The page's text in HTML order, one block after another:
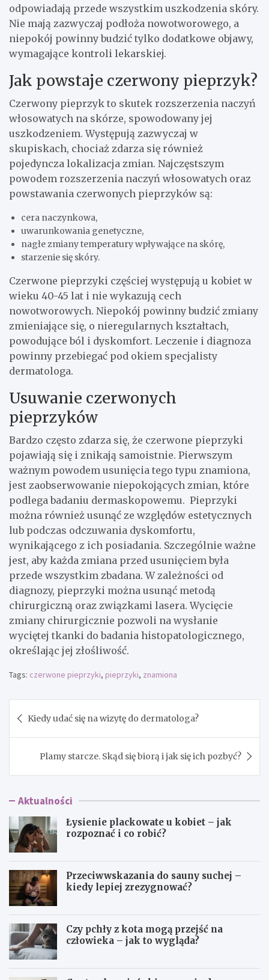
odpowiadają przede wszystkim uszkodzenia skóry.
Nie mają zazwyczaj podłoża nowotworowego, a
niepokój powinny budzić tylko dodatkowe objawy,
wymagające kontroli lekarskiej.
Jak powstaje czerwony pieprzyk?
Czerwony pieprzyk to skutek rozszerzenia naczyń
włosowatych na skórze, spowodowany jej
uszkodzeniem. Występują zazwyczaj w
skupiskach, chociaż zdarza się również
pojedyncza lokalizacja zmian. Najczęstszym
powodem rozszerzenia naczyń włosowatych oraz
powstawania czerwonych pieprzyków są:
cera naczynkowa,
uwarunkowania genetyczne,
nagłe zmiany temperatury wpływające na skórę,
starzenie się skóry.
Czerwone pieprzyki częściej występują u kobiet w
wieku 40-45 lat i nie wykazują cech
nowotworowych. Niepokój powinny budzić zmiany
zmieniające się, o nieregularnych kształtach,
powodujące ból i dyskomfort. Leczenie i diagnoza
powinny przebiegać pod okiem specjalisty
dermatologa.
Usuwanie czerwonych
pieprzyków
Bardzo często zdarza się, że czerwone pieprzyki
pojawiają się i znikają samoistnie. Pierwszym
ważnym powodem usunięcia tego typu znamiona,
jest zaobserwowanie niepokojących zmian, które
podlega badaniu dermaskopowemu. Pieprzyki
można również usunąć ze względów estetycznych
lub podczas odczuwania dyskomfortu,
wynikającego z ich posiadania. Szczególnie ważne
jest, aby każda zmiana przed usunięciem była
przede wszystkim zbadana. W zależności od
diagnozy, pieprzyki można usunąć metodą
chirurgiczną oraz związkami lasera. Wycięcie
zmiany chirurgicznie pozwoli na wysłanie
wyciętej tkanki do badania histopatologicznego,
określając jej złośliwość.
Tags: czerwone pieprzyki, pieprzyki, znamiona
wpisu
Kiedy udać się na wizytę do dermatologa?
Plamy starcze. Skąd się biorą i jak się ich pozbyć?
Aktualności
Łysienie plackowate u kobiet – jak
rozpoznać i co robić?
Przeciwwskazania do sauny suchej –
kiedy lepiej zrezygnować?
Czy pchły z kota mogą przejść na
człowieka – jak to wygląda?